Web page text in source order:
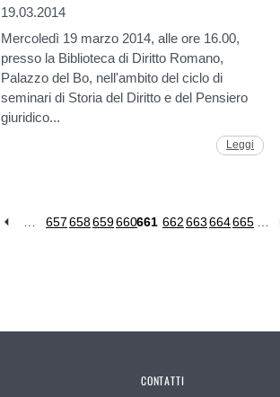
19.03.2014
Mercoledì 19 marzo 2014, alle ore 16.00,
presso la Biblioteca di Diritto Romano,
Palazzo del Bo, nell'ambito del ciclo di
seminari di Storia del Diritto e del Pensiero
giuridico...
Leggi
657658659660661 662663664665
CONTATTI